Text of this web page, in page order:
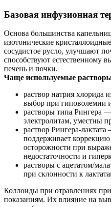
Базовая инфузионная
Основа большинства
изотонические
сосудистое русло, улучшают
способствуют естественному
печень и почки.
Чаще используемые
раствор натрия хлорида
выбор при гиповолемии
растворы типа Рингера
электролитам, уместны
раствор
поддерживает коррекцию
осторожности при
недостаточности и
растворы с ацетатом/
при склонности к
Коллоиды при отравлениях
показаниям. Их влияние на